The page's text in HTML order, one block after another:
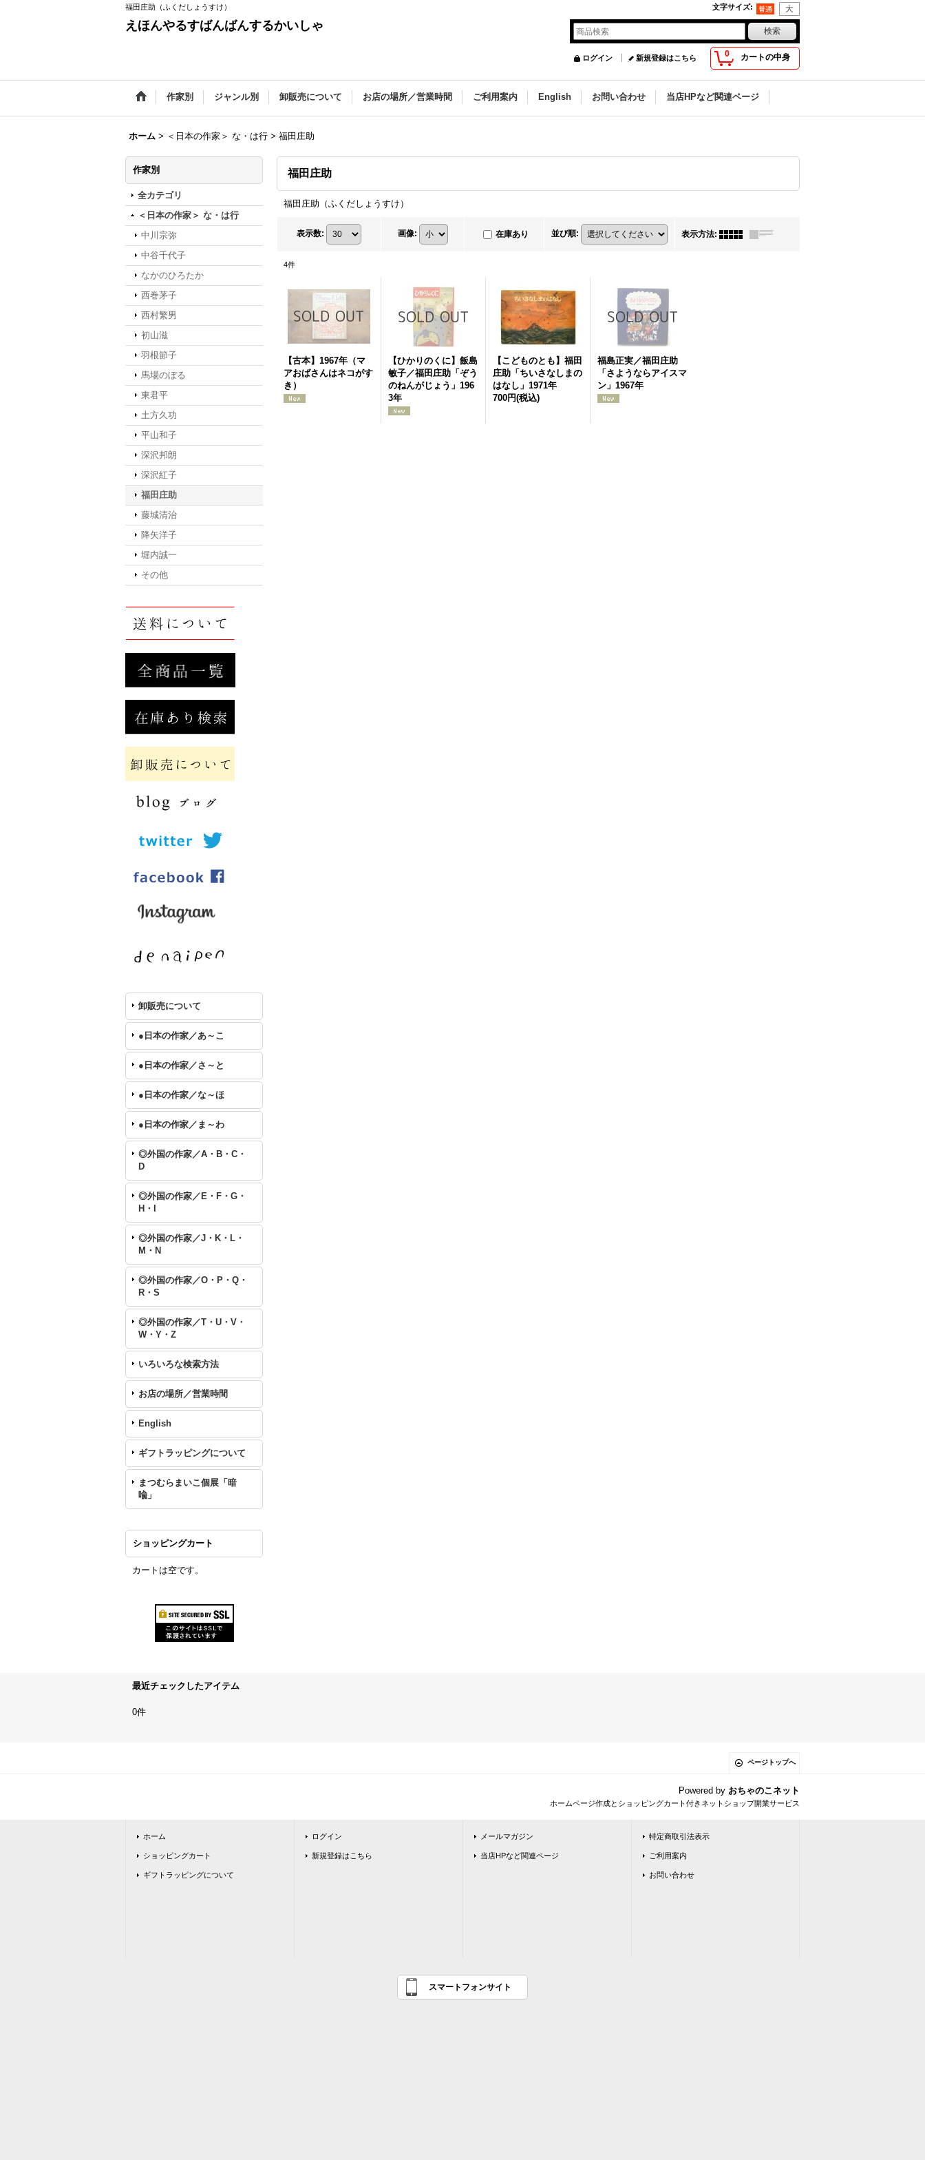
福田庄助（ふくだしょうすけ） 文字サイズ:
えほんやるすばんばんするかいしゃ
0 カートの中身
ログイン 新規登録はこちら
作家別 ジャンル別 卸販売について お店の場所／営業時間 ご利用案内 English お問い合わせ 当店HPなど関連ページ
ホーム > ＜日本の作家＞ な・は行 > 福田庄助
作家別
全カテゴリ
＜日本の作家＞ な・は行
中川宗弥
中谷千代子
なかのひろたか
西巻茅子
西村繁男
初山滋
羽根節子
馬場のぼる
東君平
土方久功
平山和子
深沢邦朗
深沢紅子
福田庄助
藤城清治
降矢洋子
堀内誠一
その他
卸販売について
●日本の作家／あ～こ
●日本の作家／さ～と
●日本の作家／な～ほ
●日本の作家／ま～わ
◎外国の作家／A・B・C・
D
◎外国の作家／E・F・G・
H・I
◎外国の作家／J・K・L・
M・N
◎外国の作家／O・P・Q・
R・S
◎外国の作家／T・U・V・
W・Y・Z
いろいろな検索方法
お店の場所／営業時間
English
ギフトラッピングについて
まつむらまいこ個展「暗
喩」
ショッピングカート
カートは空です。
福田庄助
福田庄助（ふくだしょうすけ）
表示数: 画像: 在庫あり 並び順: 表示方法:
4件
【古本】1967年（マ
アおばさんはネコがす
き）
【ひかりのくに】飯島
敏子／福田庄助「ぞう
のねんがじょう」196
3年
【こどものとも】福田
庄助「ちいさなしまの
はなし」1971年
700円(税込)
福島正実／福田庄助
「さようならアイスマ
ン」1967年
最近チェックしたアイテム
0件
ページトップへ
Powered by おちゃのこネット
ホームページ作成とショッピングカート付きネットショップ開業サービス
ホーム
ショッピングカート
ギフトラッピングについて
ログイン
新規登録はこちら
メールマガジン
当店HPなど関連ページ
特定商取引法表示
ご利用案内
お問い合わせ
スマートフォンサイト